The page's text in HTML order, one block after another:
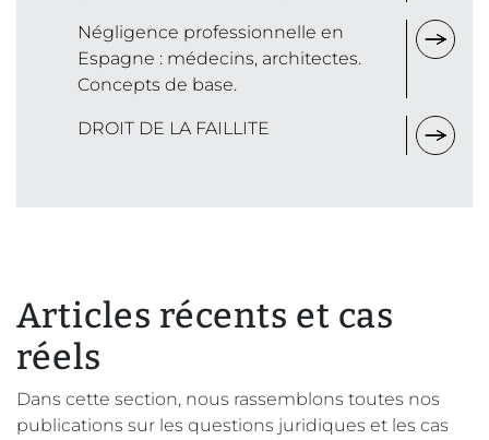
Négligence professionnelle en
Espagne : médecins, architectes.
Concepts de base.
DROIT DE LA FAILLITE
Articles récents et cas
réels
Dans cette section, nous rassemblons toutes nos
publications sur les questions juridiques et les cas